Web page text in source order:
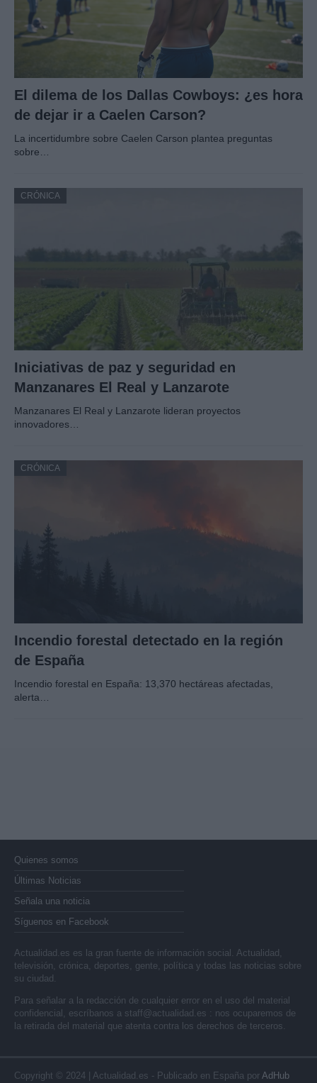
El dilema de los Dallas Cowboys: ¿es hora
de dejar ir a Caelen Carson?
La incertidumbre sobre Caelen Carson plantea preguntas
sobre…
CRÓNICA
Iniciativas de paz y seguridad en
Manzanares El Real y Lanzarote
Manzanares El Real y Lanzarote lideran proyectos
innovadores…
CRÓNICA
Incendio forestal detectado en la región
de España
Incendio forestal en España: 13,370 hectáreas afectadas,
alerta…
Quienes somos
Últimas Noticias
Señala una noticia
Síguenos en Facebook
Actualidad.es es la gran fuente de información social. Actualidad,
televisión, crónica, deportes, gente, política y todas las noticias sobre
su ciudad.
Para señalar a la redacción de cualquier error en el uso del material
confidencial, escríbanos a staff@actualidad.es : nos ocuparemos de
la retirada del material que atenta contra los derechos de terceros.
Copyright © 2024 | Actualidad.es - Publicado en España por AdHub